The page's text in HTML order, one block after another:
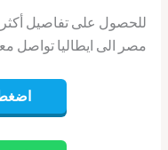
للحصول على تفاصيل
مصر الى ايطاليا تواصل